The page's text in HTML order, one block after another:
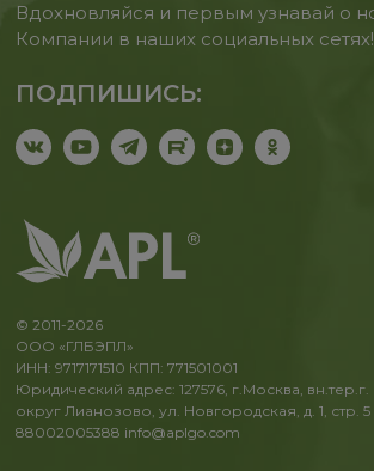
Вдохновляйся и первым узнавай о
Компании в наших социальных сетях!
ПОДПИШИСЬ:
© 2011-2026
ООО «ГЛБЭПЛ»
ИНН: 9717171510 КПП: 771501001
Юридический адрес: 127576, г.Москва,
округ Лианозово, ул. Новгородская, д. 1, стр. 5
88002005388 info@aplgo.com